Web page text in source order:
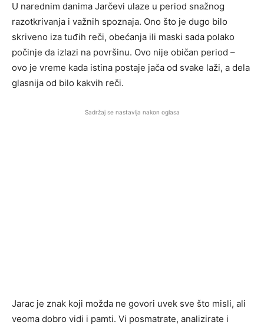
U narednim danima Jarčevi ulaze u period snažnog
razotkrivanja i važnih spoznaja. Ono što je dugo bilo
skriveno iza tuđih reči, obećanja ili maski sada polako
počinje da izlazi na površinu. Ovo nije običan period –
ovo je vreme kada istina postaje jača od svake laži, a dela
glasnija od bilo kakvih reči.
Sadržaj se nastavlja nakon oglasa
Jarac je znak koji možda ne govori uvek sve što misli, ali
veoma dobro vidi i pamti. Vi posmatrate, analizirate i